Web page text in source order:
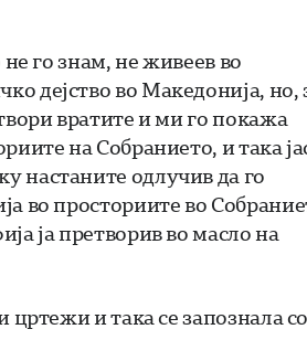
не го знам, не живеев во
дејство во Македонија, но,
вратите и ми го покажа
на Собранието, и така
настаните одлучив да го
во просториите во
ја претворив во масло на
цртежи и така се запознала со